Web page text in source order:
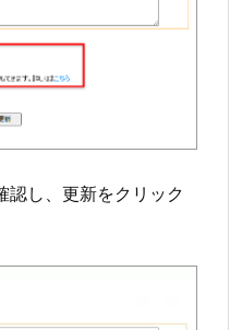
認し、更新をクリック